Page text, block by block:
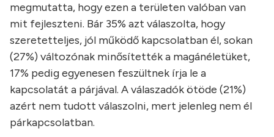
megmutatta, hogy ezen a területen valóban van
mit fejleszteni. Bár 35% azt válaszolta, hogy
szeretetteljes, jól működő kapcsolatban él, sokan
(27%) változónak minősítették a magánéletüket,
17% pedig egyenesen feszültnek írja le a
kapcsolatát a párjával. A válaszadók ötöde (21%)
azért nem tudott válaszolni, mert jelenleg nem él
párkapcsolatban.